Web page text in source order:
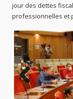
jour des dettes
professionnelles et
Previo